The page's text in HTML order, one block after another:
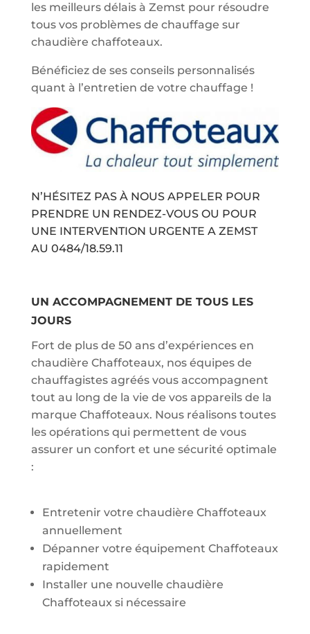
les meilleurs délais à Zemst pour résoudre
tous vos problèmes de chauffage sur
chaudière chaffoteaux.
Bénéficiez de ses conseils personnalisés
quant à l’entretien de votre chauffage !
N’HÉSITEZ PAS À NOUS APPELER POUR
PRENDRE UN RENDEZ-VOUS OU POUR
UNE INTERVENTION URGENTE A ZEMST
AU 0484/18.59.11
UN ACCOMPAGNEMENT DE TOUS LES
JOURS
Fort de plus de 50 ans d’expériences en
chaudière Chaffoteaux, nos équipes de
chauffagistes agréés vous accompagnent
tout au long de la vie de vos appareils de la
marque Chaffoteaux. Nous réalisons toutes
les opérations qui permettent de vous
assurer un confort et une sécurité optimale
:
Entretenir votre chaudière Chaffoteaux
annuellement
Dépanner votre équipement Chaffoteaux
rapidement
Installer une nouvelle chaudière
Chaffoteaux si nécessaire